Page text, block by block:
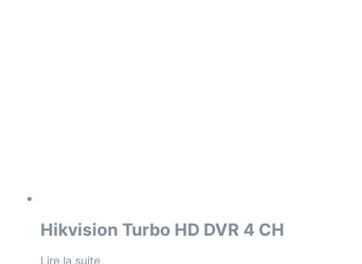
Hikvision Turbo HD DVR 4 CH
Lire la suite